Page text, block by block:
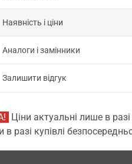
Наявність і ціни
Аналоги і замінники
Залишити відгук
Ціни актуальні лише в
в разі купівлі